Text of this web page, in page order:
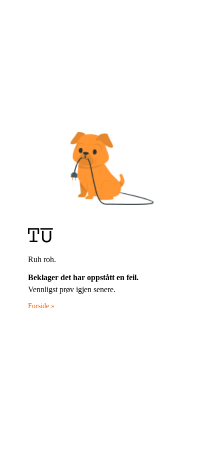
Ruh roh.
Beklager det har oppstått en feil.
Vennligst prøv igjen senere.
Forside »